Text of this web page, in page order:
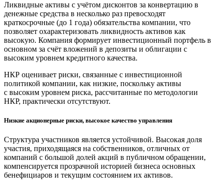
Ликвидные активы с учётом дисконтов за конвертацию в
денежные средства в несколько раз превосходят
краткосрочные (до 1 года) обязательства компании, что
позволяет охарактеризовать ликвидность активов как
высокую. Компания формирует инвестиционный портфель в
основном за счёт вложений в депозиты и облигации с
высоким уровнем кредитного качества.
НКР оценивает риски, связанные с инвестиционной
политикой компании, как низкие, поскольку активы
с высоким уровнем риска, рассчитанные по методологии
НКР, практически отсутствуют.
Низкие акционерные риски, высокое качество управления
Структура участников является устойчивой. Высокая доля
участия, приходящаяся на собственников, отличных от
компаний с большой долей акций в публичном обращении,
компенсируется прозрачной историей бизнеса основных
бенефициаров и текущим состоянием их активов.